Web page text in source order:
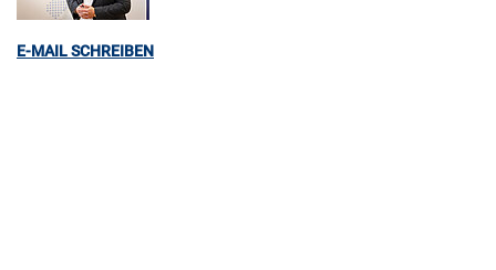
E-MAIL SCHREIBEN